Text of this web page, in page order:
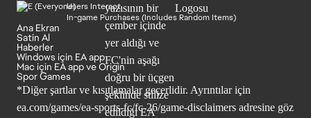
Users Interact
In-game Purchases (Includes Random Items)
Ana Ekran
Satin Al
Haberler
Windows için EA app
Mac için EA app ve Origin
Spor Games
*Diğer şartlar ve kısıtlamalar geçerlidir. Ayrıntılar için
ea.com/games/ea-sports-fc/fc-26/game-disclaimers adresine göz